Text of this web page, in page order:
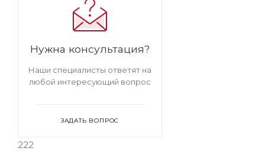
Нужна консультация?
Наши специалисты ответят на
любой интересующий вопрос
ЗАДАТЬ ВОПРОС
222